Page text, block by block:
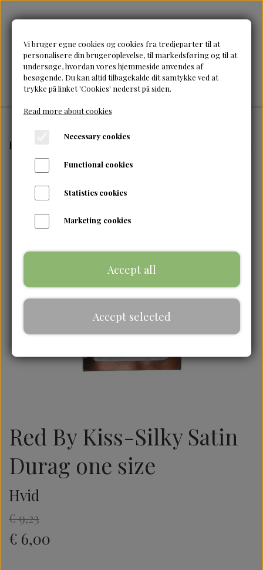
Frontpage Tilbehør & accessories
Red By Kiss-Silky Satin
Durag one size
Hvid
€ 9,23
€ 6,00
Vi bruger egne cookies og cookies fra tredjeparter til at
personalisere din brugeroplevelse, til markedsføring og til at
undersøge, hvordan vores hjemmeside anvendes af
besøgende. Du kan altid tilbagekalde dit samtykke ved at
trykke på linket 'Cookies' nederst på siden.
Read more about cookies
Necessary cookies
Functional cookies
Statistics cookies
Marketing cookies
Accept all
Accept selected